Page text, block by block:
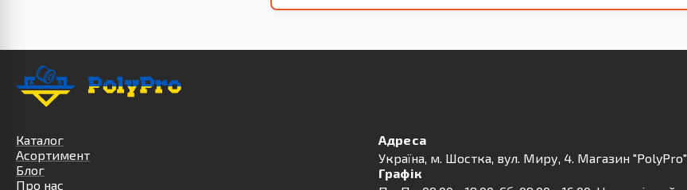
Каталог
Асортимент
Блог
Про нас
Адреса
Українa, м. Шостка, вул. Миру, 4. Магазин "PolyPro"
Графік